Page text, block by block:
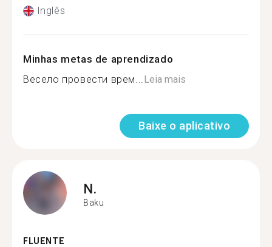
Inglês
Minhas metas de aprendizado
Весело провести врем...Leia mais
Baixe o aplicativo
N.
Baku
FLUENTE